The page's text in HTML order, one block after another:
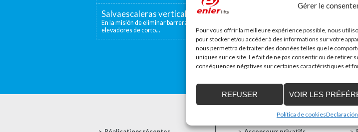
Gérer le
Pour vous offrir la meilleure expérience possible, nous
pour stocker et/ou accéder à des informations sur votre
nous permettra de traiter des données telles que le
uniques sur ce site. Le fait de ne pas consentir ou de retirer
conséquences négatives sur certaines caractéristiques et
REFUSER VOIR LES
Política de cookies
Salvaescaleras vertical, un elevador de pequeño recorrido
En la misión de eliminar barreras arquitectónicas, los salvaescaleras verticales o
elevadores de corto...
La
En
poder
AUTRES
NOUVELLES